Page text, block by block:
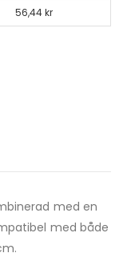
56,44 kr
med en
med både